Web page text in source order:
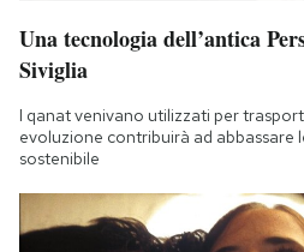
Una tecnologia dell’antica
Siviglia
I qanat venivano utilizzati per
evoluzione contribuirà ad abbassare
sostenibile